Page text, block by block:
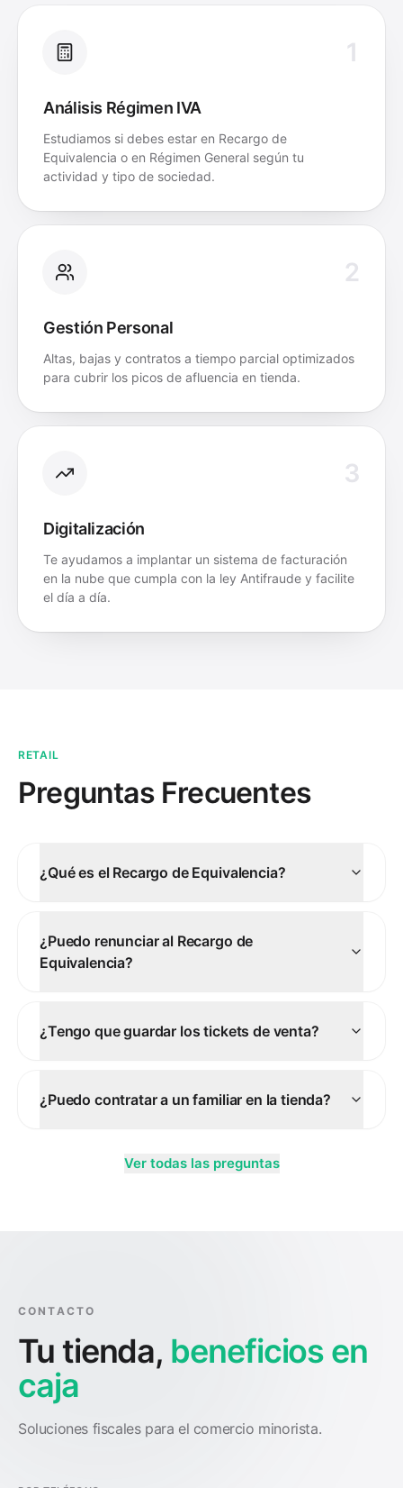
1
Análisis Régimen IVA
Estudiamos si debes estar en Recargo de
Equivalencia o en Régimen General según tu
actividad y tipo de sociedad.
2
Gestión Personal
Altas, bajas y contratos a tiempo parcial optimizados
para cubrir los picos de afluencia en tienda.
3
Digitalización
Te ayudamos a implantar un sistema de facturación
en la nube que cumpla con la ley Antifraude y facilite
el día a día.
RETAIL
Preguntas Frecuentes
¿Qué es el Recargo de Equivalencia?
¿Puedo renunciar al Recargo de
Equivalencia?
¿Tengo que guardar los tickets de venta?
¿Puedo contratar a un familiar en la tienda?
Ver todas las preguntas
CONTACTO
Tu tienda, beneficios en
caja
Soluciones fiscales para el comercio minorista.